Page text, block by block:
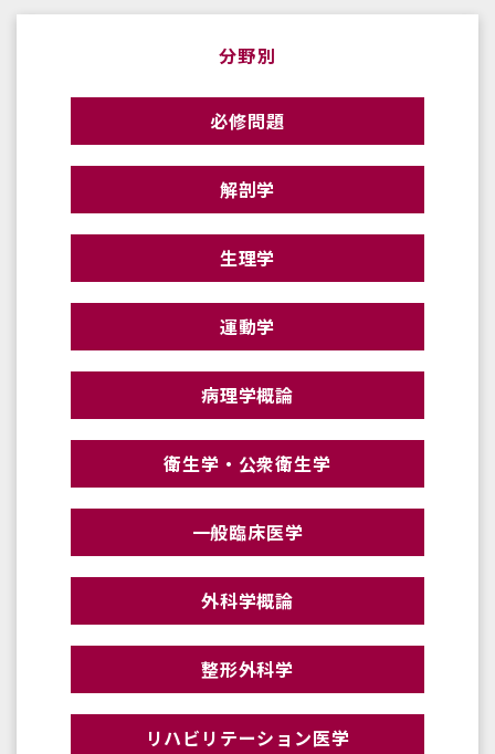
分野別
必修問題
解剖学
生理学
運動学
病理学概論
衛生学・公衆衛生学
一般臨床医学
外科学概論
整形外科学
リハビリテーション医学